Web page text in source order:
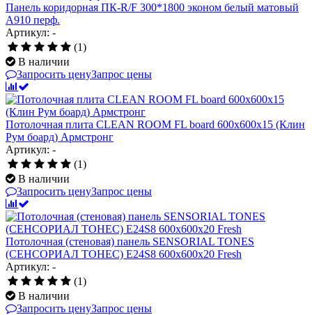
Панель коридорная ПК-R/F 300*1800 эконом белый матовый
А910 перф.
Артикул: -
(1)
В наличии
Запросить ценуЗапрос цены
Потолочная плита CLEAN ROOM FL board 600x600x15 (Клин
Рум боард) Армстронг
Артикул: -
(1)
В наличии
Запросить ценуЗапрос цены
Потолочная (стеновая) панель SENSORIAL TONES
(СЕНСОРИАЛ ТОНЕС) E24S8 600x600x20 Fresh
Артикул: -
(1)
В наличии
Запросить ценуЗапрос цены